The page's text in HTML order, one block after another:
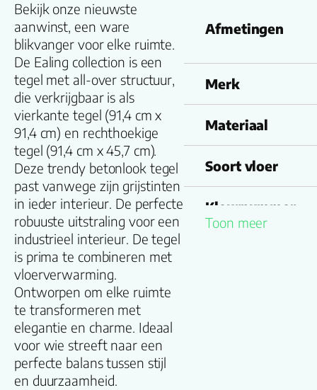
Bekijk onze nieuwste
aanwinst, een ware
blikvanger voor elke ruimte.
De Ealing collection is een
tegel met all-over structuur,
die verkrijgbaar is als
vierkante tegel (91,4 cm x
91,4 cm) en rechthoekige
tegel (91,4 cm x 45,7 cm).
Deze trendy betonlook tegel
past vanwege zijn grijstinten
in ieder interieur. De perfecte
robuuste uitstraling voor een
industrieel interieur. De tegel
is prima te combineren met
vloerverwarming.
Ontworpen om elke ruimte
te transformeren met
elegantie en charme. Ideaal
voor wie streeft naar een
perfecte balans tussen stijl
en duurzaamheid.
Afmetingen
Merk
Materiaal
Soort vloer
Kleurnummer
Toon meer